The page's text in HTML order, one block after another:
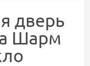
дверь
Шарм